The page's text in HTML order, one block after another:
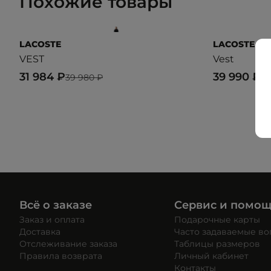
LACOSTE
VEST
39 980 ₽
31 984 ₽
LACOSTE
Vest
39 990 ₽
Всё о заказе
Заказ и оплата
Доставка
Отслеживание заказа
Правила возврата
Сервис и
Подарочные карты
Часто задаваемые
Таблицы размеров
Личный кабинет
Контакты